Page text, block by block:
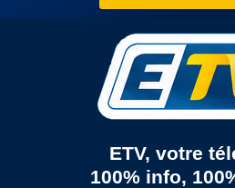
ETV, votre
100% info,